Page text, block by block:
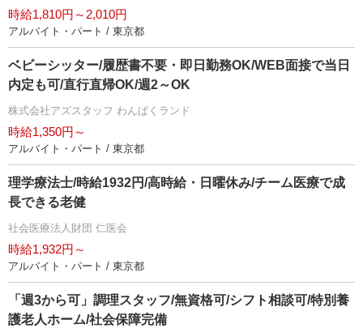
時給1,810円～2,010円
アルバイト・パート / 東京都
ベビーシッター/履歴書不要・即日勤務OK/WEB面接で当日
内定も可/直行直帰OK/週2～OK
株式会社アズスタッフ わんぱくランド
時給1,350円～
アルバイト・パート / 東京都
理学療法士/時給1932円/高時給・日曜休み/チーム医療で成
長できる老健
社会医療法人財団 仁医会
時給1,932円～
アルバイト・パート / 東京都
「週3から可」調理スタッフ/無資格可/シフト相談可/特別養
護老人ホーム/社会保障完備